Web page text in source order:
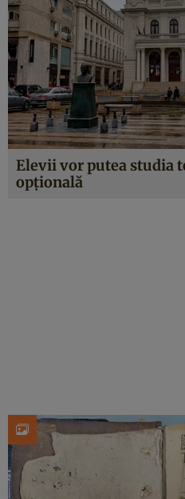
Elevii vor putea studia
opțională